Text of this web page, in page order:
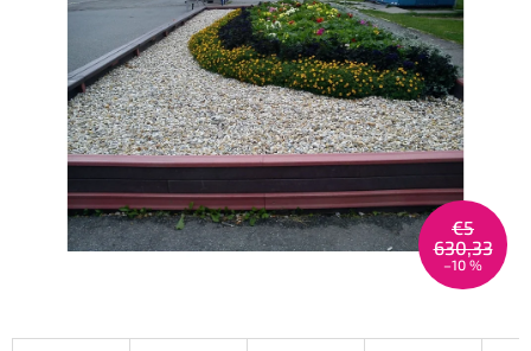
su
5
stelle.
€5
630,33
–10 %